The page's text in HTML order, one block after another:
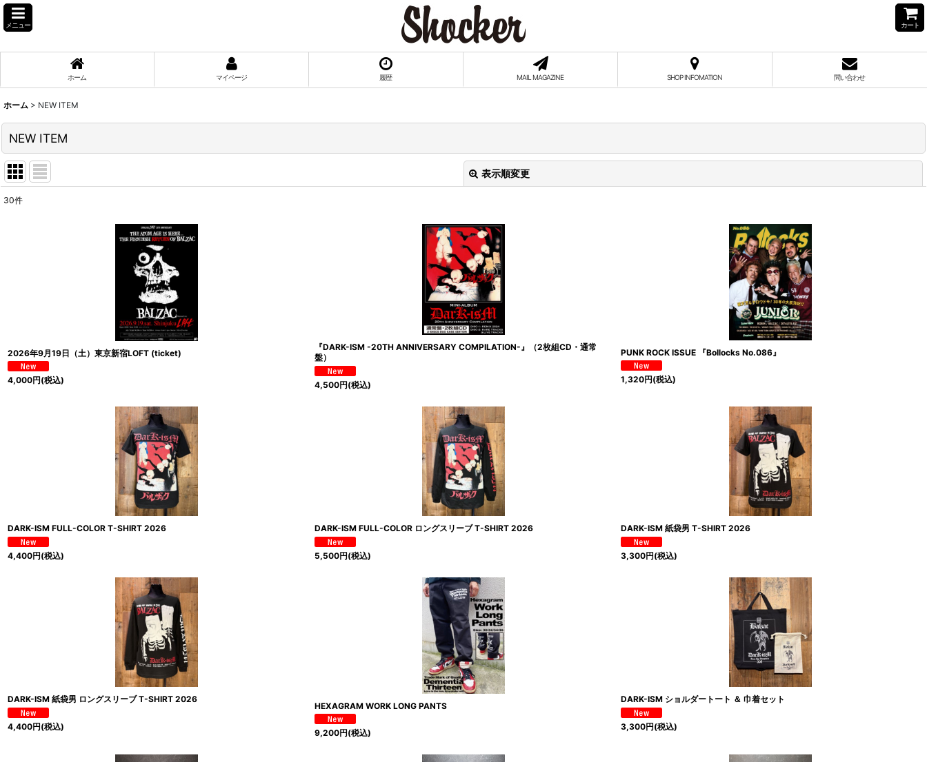
メニュー カート
ホーム マイページ 履歴 MAIL MAGAZINE SHOP INFOMATION 問い合わせ
ホーム > NEW ITEM
NEW ITEM
表示順変更
絞り込む
30件
2026年9月19日（土）東京新宿LOFT (ticket)
4,000円(税込)
『DARK-ISM -20TH ANNIVERSARY COMPILATION-』（2枚組CD・通常
盤）
4,500円(税込)
PUNK ROCK ISSUE 『Bollocks No.086』
1,320円(税込)
DARK-ISM FULL-COLOR T-SHIRT 2026
4,400円(税込)
DARK-ISM FULL-COLOR ロングスリーブ T-SHIRT 2026
5,500円(税込)
DARK-ISM 紙袋男 T-SHIRT 2026
3,300円(税込)
DARK-ISM 紙袋男 ロングスリーブ T-SHIRT 2026
4,400円(税込)
HEXAGRAM WORK LONG PANTS
9,200円(税込)
DARK-ISM ショルダートート ＆ 巾着セット
3,300円(税込)